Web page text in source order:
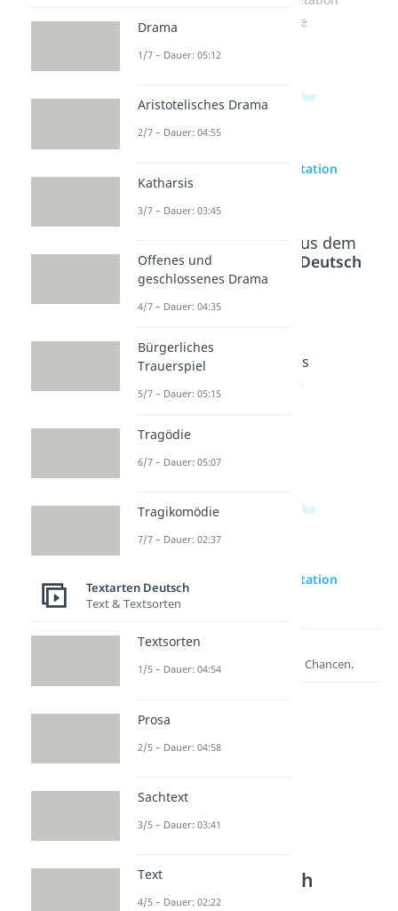
Zum Video: Interpretation
Kurzgeschichte
zur Videoseite: Interpretation
Beliebte Inhalte aus dem
Bereich
Textarten Deutsch
Interpr
etation
literaris
Texte
04:45
etation
Beispiel
04:48
Lernen lohnt sich!
Drama
1/7 – Dauer: 05:12
Aristotelisches Drama
2/7 – Dauer: 04:55
Katharsis
3/7 – Dauer: 03:45
Offenes und
geschlossenes Drama
4/7 – Dauer: 04:35
Bürgerliches
Trauerspiel
5/7 – Dauer: 05:15
Tragödie
6/7 – Dauer: 05:07
Tragikomödie
7/7 – Dauer: 02:37
Textarten Deutsch
Text & Textsorten
Textsorten
1/5 – Dauer: 04:54
Prosa
2/5 – Dauer: 04:58
Sachtext
3/5 – Dauer: 03:41
Text
4/5 – Dauer: 02:22